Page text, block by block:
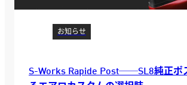
お知らせ
S-Works Rapide Post──SL8純正ポ